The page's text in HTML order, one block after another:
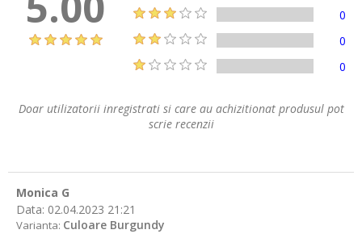
0
0
0
Doar utilizatorii inregistrati si care au achizitionat produsul pot
scrie recenzii
Monica G
Data: 02.04.2023 21:21
Varianta: Culoare Burgundy